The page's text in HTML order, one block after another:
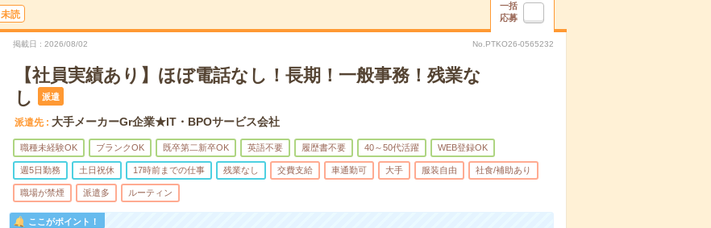
未読
一括
応募
掲載日 2026/08/02 No.PTKO26-0565232
【社員実績あり】ほぼ電話なし！長期！一般事務！残業な
し
派遣
派遣先 大手メーカーGr企業★IT・BPOサービス会社
職種未経験OK ブランクOK 既卒第二新卒OK 英語不要 履歴書不要 40～50代活躍 WEB登録OK
週5日勤務 土日祝休 17時前までの仕事 残業なし 交費支給 車通勤可 大手 服装自由 社食/補助あり
職場が禁煙 派遣多 ルーティン
ここがポイント！